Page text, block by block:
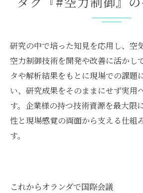
研究の中で培った知見を応用し、空
空力制御技術を開発や改善に活かし
タや解析結果をもとに現場での課題
い、研究成果をそのままにせず実用
す。企業様の持つ技術資源を最大限
性と現場感覚の両面から支える仕組
す。
これからオランダで国際会議